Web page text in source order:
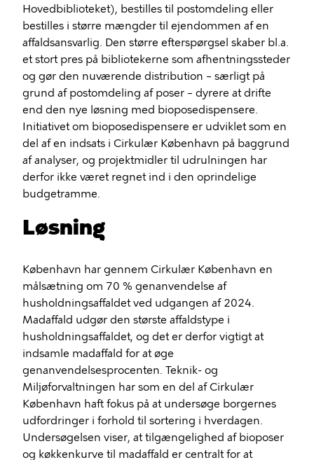
Hovedbiblioteket), bestilles til postomdeling eller
bestilles i større mængder til ejendommen af en
affaldsansvarlig. Den større efterspørgsel skaber bl.a.
et stort pres på bibliotekerne som afhentningssteder
og gør den nuværende distribution – særligt på
grund af postomdeling af poser – dyrere at drifte
end den nye løsning med bioposedispensere.
Initiativet om bioposedispensere er udviklet som en
del af en indsats i Cirkulær København på baggrund
af analyser, og projektmidler til udrulningen har
derfor ikke været regnet ind i den oprindelige
budgetramme.
Løsning
København har gennem Cirkulær København en
målsætning om 70 % genanvendelse af
husholdningsaffaldet ved udgangen af 2024.
Madaffald udgør den største affaldstype i
husholdningsaffaldet, og det er derfor vigtigt at
indsamle madaffald for at øge
genanvendelsesprocenten. Teknik- og
Miljøforvaltningen har som en del af Cirkulær
København haft fokus på at undersøge borgernes
udfordringer i forhold til sortering i hverdagen.
Undersøgelsen viser, at tilgængelighed af bioposer
og køkkenkurve til madaffald er centralt for at